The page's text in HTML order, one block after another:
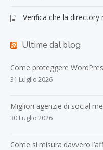
Verifica che la directory
Ultime dal blog
Come proteggere
31 Luglio 2026
Migliori agenzie di social
30 Luglio 2026
Come si misura davvero